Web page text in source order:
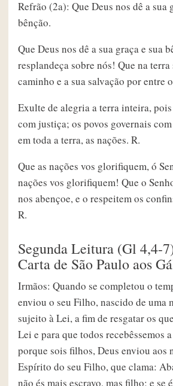
Refrão (2a): Que Deus nos dê a sua
bênção.
Que Deus nos dê a sua graça e sua
resplandeça sobre nós! Que na terra
caminho e a sua salvação por entre
Exulte de alegria a terra inteira,
com justiça; os povos governais
em toda a terra, as nações. R.
Que as nações vos glorifiquem, ó
nações vos glorifiquem! Que o
nos abençoe, e o respeitem os
R.
Segunda Leitura (Gl 4,4-
Carta de São Paulo aos
Irmãos: Quando se completou o
enviou o seu Filho, nascido de uma
sujeito à Lei, a fim de resgatar os
Lei e para que todos recebêssemos
porque sois filhos, Deus enviou aos
Espírito do seu Filho, que clama:
não és mais escravo, mas filho; e se